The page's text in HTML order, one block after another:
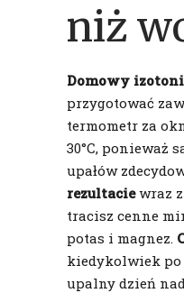
niż
Domowy
przygotować
termometr za
30°C, ponieważ
upałów
rezultaciewraz z
tracisz cenne
potas i magnez.
kiedykolwiek
upalny dzień